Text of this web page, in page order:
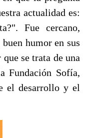
actualidad es:
Fue cercano,
humor en sus
se trata de una
Fundación Sofía,
el desarrollo y el